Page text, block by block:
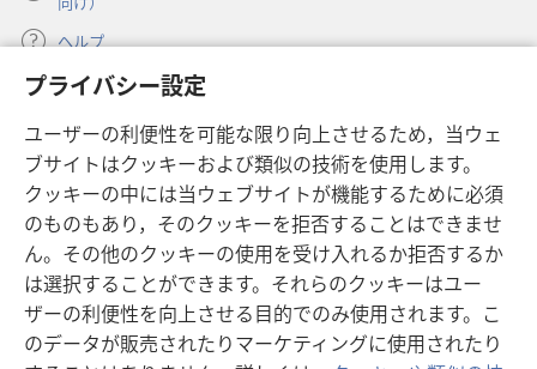
プライバシー設定
ユーザーの利便性を可能な限り向上させるため，当ウェ
ブサイトはクッキーおよび類似の技術を使用します。
クッキーの中には当ウェブサイトが機能するために必須
のものもあり，そのクッキーを拒否することはできませ
ん。その他のクッキーの使用を受け入れるか拒否するか
は選択することができます。それらのクッキーはユー
ザーの利便性を向上させる目的でのみ使用されます。こ
のデータが販売されたりマーケティングに使用されたり
ヘルプ
寄付
し
い
タ
ブ
で
開
く）
ものみの塔 オンライン・ライブラリー
（新
し
い
タ
ブ
で
開
く）
JW Hub ®
（新
し
い
タ
ブ
で
JW Library
Watchtower Library®